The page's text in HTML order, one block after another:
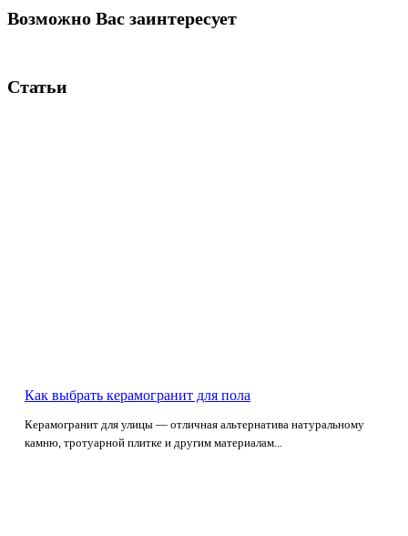
Возможно Вас заинтересует
Статьи
Как выбрать керамогранит для пола
Керамогранит для улицы — отличная альтернатива натуральному
камню, тротуарной плитке и другим материалам...